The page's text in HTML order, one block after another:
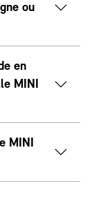
ou
en
MINI
MINI